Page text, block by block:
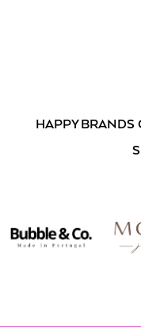
HAPPY BRANDS